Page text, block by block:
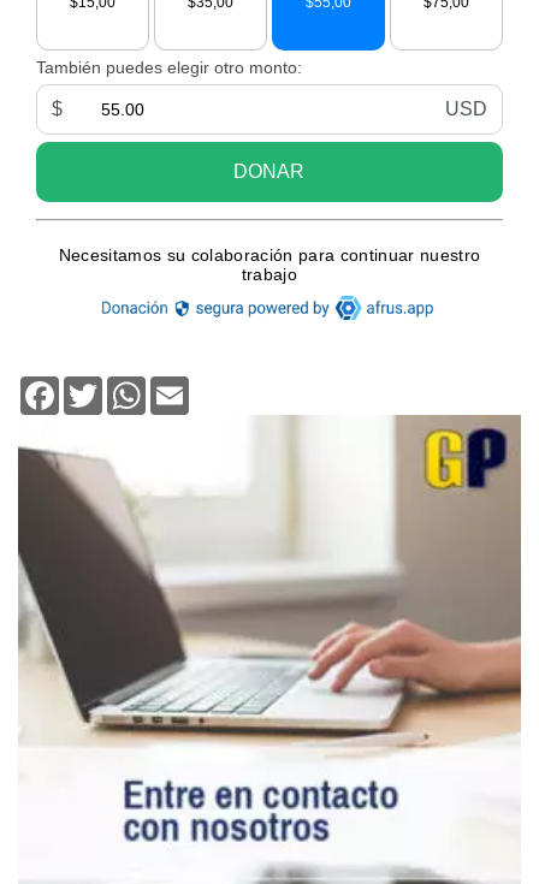
Facebook
TwitterWhatsApp